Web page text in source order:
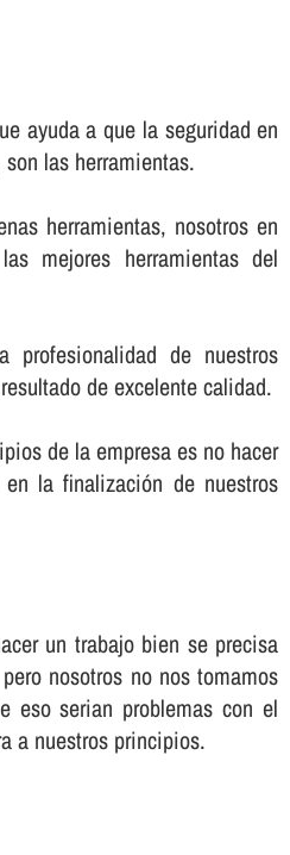
ayuda a que la seguridad en
las herramientas.
herramientas, nosotros en
mejores herramientas del
de nuestros
de excelente calidad.
de la empresa es no hacer
la finalización de nuestros
un trabajo bien se precisa
nosotros no nos tomamos
eso serian problemas con el
a nuestros principios.